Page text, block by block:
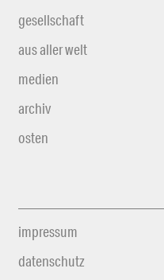
gesellschaft
aus aller welt
medien
archiv
osten
impressum
datenschutz